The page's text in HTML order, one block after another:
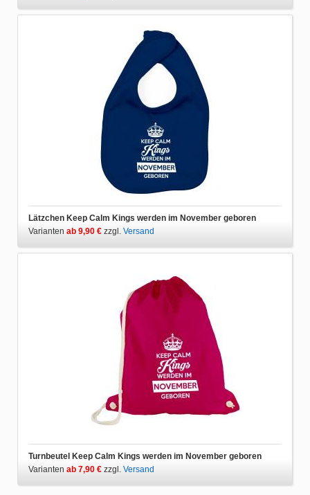
Lätzchen Keep Calm Kings werden im November geboren
Varianten ab 9,90 € zzgl. Versand
Turnbeutel Keep Calm Kings werden im November geboren
Varianten ab 7,90 € zzgl. Versand